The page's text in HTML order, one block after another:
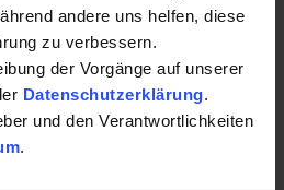
andere uns helfen, diese
zu verbessern.
der Vorgänge auf unserer
Datenschutzerklärung.
und den Verantwortlichkeiten
.
heim@gmx.de